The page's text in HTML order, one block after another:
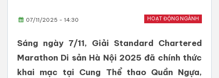
HOẠT ĐỘNG NGÀNH
07/11/2025 - 14:30
Sáng ngày 7/11, Giải Standard Chartered
Marathon Di sản Hà Nội 2025 đã chính thức
khai mạc tại Cung Thể thao Quần Ngựa,